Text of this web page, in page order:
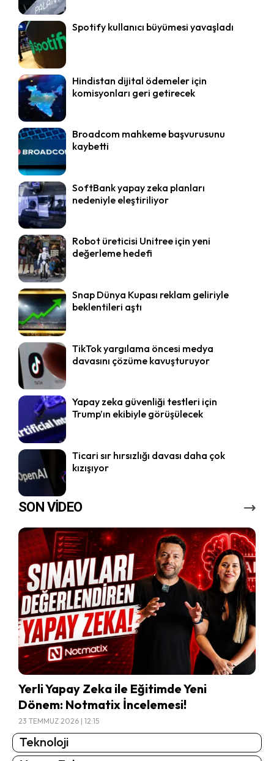
Spotify kullanıcı büyümesi yavaşladı
Hindistan dijital ödemeler için
komisyonları geri getirecek
Broadcom mahkeme başvurusunu
kaybetti
SoftBank yapay zeka planları
nedeniyle eleştiriliyor
Robot üreticisi Unitree için yeni
değerleme hedefi
Snap Dünya Kupası reklam geliriyle
beklentileri aştı
TikTok yargılama öncesi medya
davasını çözüme kavuşturuyor
Yapay zeka güvenliği testleri için
Trump’ın ekibiyle görüşülecek
Ticari sır hırsızlığı davası daha çok
kızışıyor
SON VİDEO
Yerli Yapay Zeka ile Eğitimde Yeni
Dönem: Notmatix İncelemesi!
23 TEMMUZ 2026 | 12:15
Teknoloji